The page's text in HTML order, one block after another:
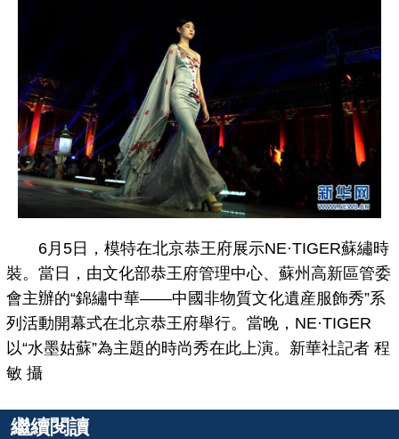
6月5日，模特在北京恭王府展示NE·TIGER蘇繡時
裝。當日，由文化部恭王府管理中心、蘇州高新區管委
會主辦的“錦繡中華——中國非物質文化遺産服飾秀”系
列活動開幕式在北京恭王府舉行。當晚，NE·TIGER
以“水墨姑蘇”為主題的時尚秀在此上演。新華社記者 程
敏 攝
繼續閱讀